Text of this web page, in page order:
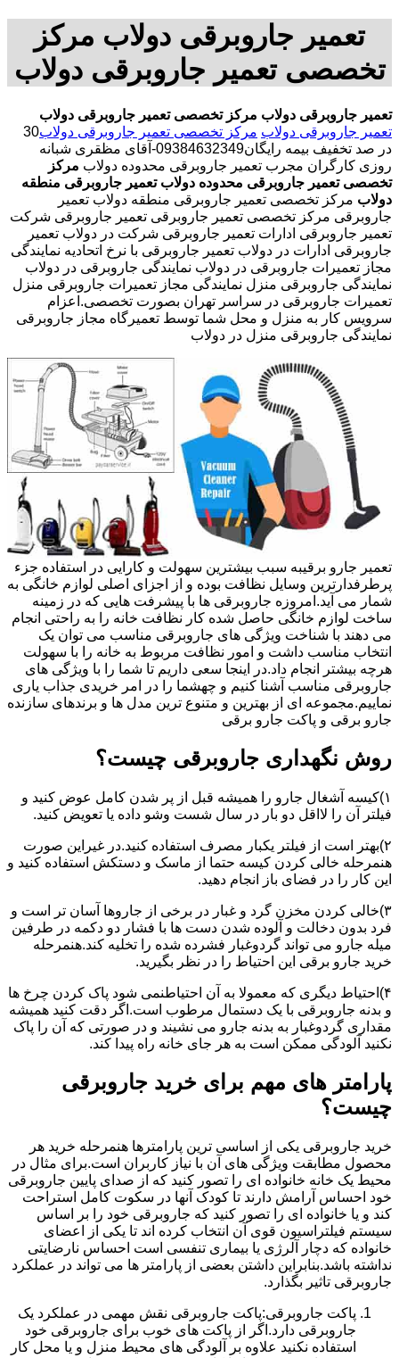
تعمیر جاروبرقی دولاب مرکز
تخصصی تعمیر جاروبرقی دولاب
تعمیر جاروبرقی دولاب مرکز تخصصی تعمیر جاروبرقی دولاب
تعمیر جاروبرقی دولاب مرکز تخصصی تعمیر جاروبرقی دولاب30
در صد تخفیف بیمه رایگان09384632349-آقای مظقری شبانه
روزی کارگران مجرب تعمیر جاروبرقی محدوده دولاب مرکز
تخصصی تعمیر جاروبرقی محدوده دولاب تعمیر جاروبرقی منطقه
دولاب مرکز تخصصی تعمیر جاروبرقی منطقه دولاب تعمیر
جاروبرقی مرکز تخصصی تعمیر جاروبرقی تعمیر جاروبرقی شرکت
تعمیر جاروبرقی ادارات تعمیر جاروبرقی شرکت در دولاب تعمیر
جاروبرقی ادارات در دولاب تعمیر جاروبرقی با نرخ اتحادیه نمایندگی
مجاز تعمیرات جاروبرقی در دولاب نمایندگی جاروبرقی در دولاب
نمایندگی جاروبرقی منزل نمایندگی مجاز تعمیرات جاروبرقی منزل
تعمیرات جاروبرقی در سراسر تهران بصورت تخصصی.اعزام
سرویس کار به منزل و محل شما توسط تعمیرگاه مجاز جاروبرقی
نمایندگی جاروبرقی منزل در دولاب
تعمیر جارو برقیبه سبب بیشترین سهولت و کارایی در استفاده جزء
پرطرفدارترین وسایل نظافت بوده و از اجزای اصلی لوازم خانگی به
شمار می آید.امروزه جاروبرقی ها با پیشرفت هایی که در زمینه
ساخت لوازم خانگی حاصل شده کار نظافت خانه را به راحتی انجام
می دهند با شناخت ویژگی های جاروبرقی مناسب می توان یک
انتخاب مناسب داشت و امور نظافت مربوط به خانه را با سهولت
هرچه بیشتر انجام داد.در اینجا سعی داریم تا شما را با ویژگی های
جاروبرقی مناسب آشنا کنیم و چهشما را در امر خریدی جذاب یاری
نماییم.مجموعه ای از بهترین و متنوع ترین مدل ها و برندهای سازنده
جارو برقی و پاکت جارو برقی
روش نگهداری جاروبرقی چیست؟
۱)کیسه آشغال جارو را همیشه قبل از پر شدن کامل عوض کنید و
فیلتر آن را لااقل دو بار در سال شست وشو داده یا تعویض کنید.
۲)بهتر است از فیلتر یکبار مصرف استفاده کنید.در غیراین صورت
هنمرحله خالی کردن کیسه حتما از ماسک و دستکش استفاده کنید و
این کار را در فضای باز انجام دهید.
۳)خالی کردن مخزن گرد و غبار در برخی از جاروها آسان تر است و
فرد بدون دخالت و آلوده شدن دست ها با فشار دو دکمه در طرفین
میله جارو می تواند گردوغبار فشرده شده را تخلیه کند.هنمرحله
خرید جارو برقی این احتیاط را در نظر بگیرید.
۴)احتیاط دیگری که معمولا به آن احتیاطنمی شود پاک کردن چرخ ها
و بدنه جاروبرقی با یک دستمال مرطوب است.اگر دقت کنید همیشه
مقداری گردوغبار به بدنه جارو می نشیند و در صورتی که آن را پاک
نکنید آلودگی ممکن است به هر جای خانه راه پیدا کند.
پارامتر های مهم برای خرید جاروبرقی
چیست؟
خرید جاروبرقی یکی از اساسی ترین پارامترها هنمرحله خرید هر
محصول مطابقت ویژگی های آن با نیاز کاربران است.برای مثال در
محیط یک خانه خانواده ای را تصور کنید که از صدای پایین جاروبرقی
خود احساس آرامش دارند تا کودک آنها در سکوت کامل استراحت
کند و یا خانواده ای را تصور کنید که جاروبرقی خود را بر اساس
سیستم فیلتراسیون قوی آن انتخاب کرده اند تا یکی از اعضای
خانواده که دچار آلرژی یا بیماری تنفسی است احساس نارضایتی
نداشته باشد.بنابراین داشتن بعضی از پارامتر ها می تواند در عملکرد
جاروبرقی تاثیر بگذارد.
پاکت جاروبرقی:پاکت جاروبرقی نقش مهمی در عملکرد یک
جاروبرقی دارد.اگر از پاکت های خوب برای جاروبرقی خود
استفاده نکنید علاوه بر آلودگی های محیط منزل و یا محل کار